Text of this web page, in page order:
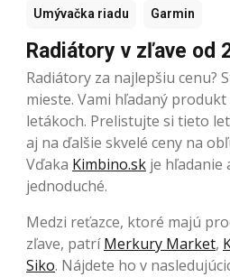
Umývačka riadu Garmin
Radiátory v zľave od
Radiátory za najlepšiu cenu?
mieste. Vami hľadaný produkt
letákoch. Prelistujte si tieto
aj na ďalšie skvelé ceny na
Vďaka Kimbino.sk je hľadanie
jednoduché.
Medzi reťazce, ktoré majú
zľave, patríMerkury Market,
Siko. Nájdete ho v